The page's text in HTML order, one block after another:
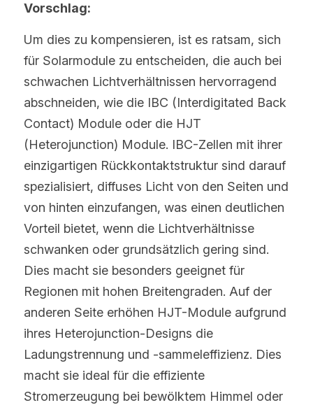
Vorschlag:
Um dies zu kompensieren, ist es ratsam, sich
für Solarmodule zu entscheiden, die auch bei
schwachen Lichtverhältnissen hervorragend
abschneiden, wie die IBC (Interdigitated Back
Contact) Module oder die HJT
(Heterojunction) Module. IBC-Zellen mit ihrer
einzigartigen Rückkontaktstruktur sind darauf
spezialisiert, diffuses Licht von den Seiten und
von hinten einzufangen, was einen deutlichen
Vorteil bietet, wenn die Lichtverhältnisse
schwanken oder grundsätzlich gering sind.
Dies macht sie besonders geeignet für
Regionen mit hohen Breitengraden. Auf der
anderen Seite erhöhen HJT-Module aufgrund
ihres Heterojunction-Designs die
Ladungstrennung und -sammeleffizienz. Dies
macht sie ideal für die effiziente
Stromerzeugung bei bewölktem Himmel oder